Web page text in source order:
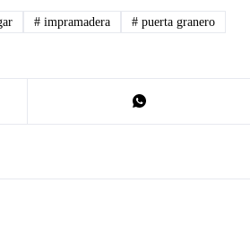
# impramadera #puerta granero